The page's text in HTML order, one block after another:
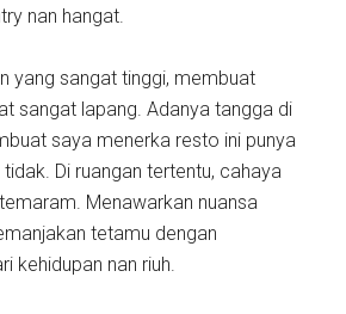
nan hangat.
yang sangat tinggi, membuat
sangat lapang. Adanya tangga di
saya menerka resto ini punya
Di ruangan tertentu, cahaya
Menawarkan nuansa
tetamu dengan
kehidupan nan riuh.